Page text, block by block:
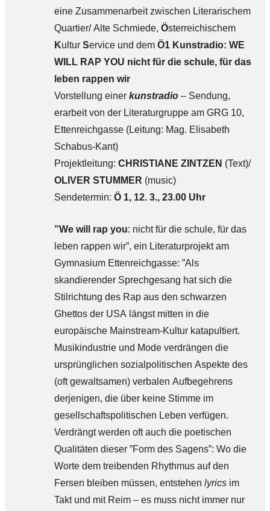
eine Zusammenarbeit zwischen Literarischem
Quartier/ Alte Schmiede, Österreichischem
Kultur Service und dem Ö1 Kunstradio: WE
WILL RAP YOU nicht für die schule, für das
leben rappen wir
Vorstellung einer kunstradio– Sendung,
erarbeit von der Literaturgruppe am GRG 10,
Ettenreichgasse (Leitung: Mag. Elisabeth
Schabus-Kant)
Projektleitung: CHRISTIANE ZINTZEN (Text)/
OLIVER STUMMER (music)
Sendetermin: Ö 1, 12. 3., 23.00 Uhr
”We will rap you: nicht für die schule, für das
leben rappen wir”, ein Literaturprojekt am
Gymnasium Ettenreichgasse: ”Als
skandierender Sprechgesang hat sich die
Stilrichtung des Rap aus den schwarzen
Ghettos der USA längst mitten in die
europäische Mainstream-Kultur katapultiert.
Musikindustrie und Mode verdrängen die
ursprünglichen sozialpolitischen Aspekte des
(oft gewaltsamen) verbalen Aufbegehrens
derjenigen, die über keine Stimme im
gesellschaftspolitischen Leben verfügen.
Verdrängt werden oft auch die poetischen
Qualitäten dieser ”Form des Sagens”: Wo die
Worte dem treibenden Rhythmus auf den
Fersen bleiben müssen, entstehen lyricsim
Takt und mit Reim – es muss nicht immer nur